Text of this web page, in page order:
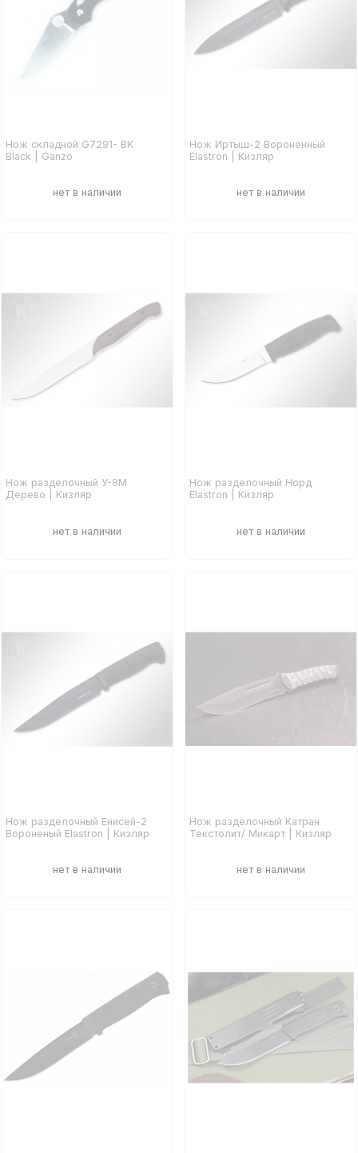
Нож складной G7291- BK
Black | Ganzo
Нож Иртыш-2 Вороненный
Elastron | Кизляр
Нож разделочный У-8М
Дерево | Кизляр
Нож разделочный Норд
Elastron | Кизляр
Нож разделочный Енисей-2
Вороненый Elastron | Кизляр
Нож разделочный Катран
Текстолит/ Микарт | Кизляр